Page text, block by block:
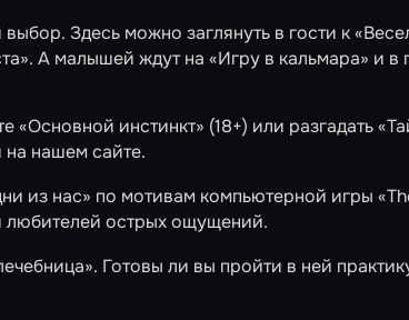
Здесь можно заглянуть в гости к
. А малышей ждут на «Игру в кальмара» и в
«Основной инстинкт» (18+) или разгадать
на нашем сайте.
из нас» по мотивам компьютерной игры
любителей острых ощущений.
. Готовы ли вы пройти в ней